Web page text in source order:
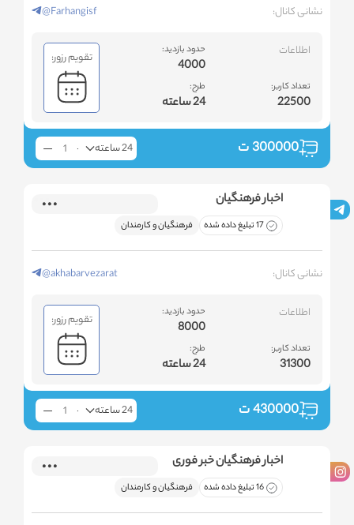
نشانی کانال: @Farhangisf
اطلاعات
تعداد کاربر:
22500
حدود بازدید:
4000
طرح:
24 ساعته
تقویم رزور:
300000ت 24 ساعته
اخبار فرهنگیان
17 تبلیغ داده شده فرهنگیان و کارمندان
نشانی کانال: @akhabarvezarat
اطلاعات
تعداد کاربر:
31300
حدود بازدید:
8000
طرح:
24 ساعته
تقویم رزور:
430000ت 24 ساعته
اخبار فرهنگیان خبر فوری
16 تبلیغ داده شده فرهنگیان و کارمندان